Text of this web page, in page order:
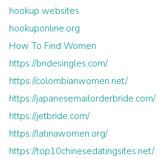
hookup websites
hookuponline.org
How To Find Women
https://bridesingles.com/
https://colombianwomen.net/
https://japanesemailorderbride.com/
https://jetbride.com/
https://latinawomen.org/
https://top10chinesedatingsites.net/